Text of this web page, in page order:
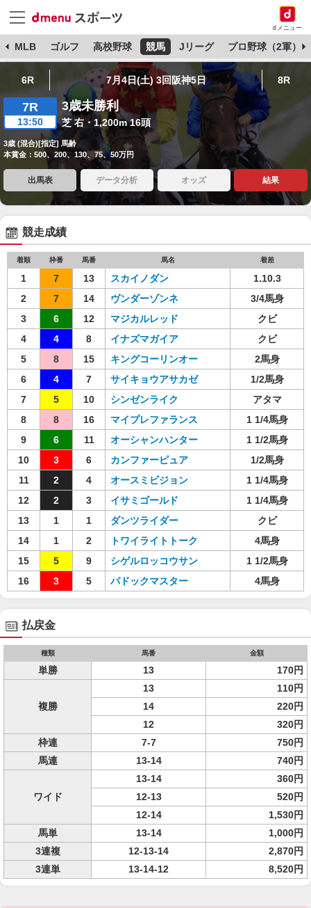
dメニュー
MLB ゴルフ 高校野球 競馬 Jリーグ プロ野球（2軍）
6R 7月4日(土) 3回阪神5日 8R
7R
13:50
3歳未勝利
芝 右・1,200m 16頭
3歳 (混合)[指定] 馬齢
本賞金：500、200、130、75、50万円
出馬表 データ分析 オッズ 結果
競走成績
着順 枠番 馬番 馬名 着差
1 7 13 スカイノダン
1.10.3
2
7 14 ヴンダーゾンネ
3/4馬身
3
6 12 マジカルレッド
クビ
4
4 8 イナズマガイア
クビ
5
8 15 キングコーリンオー
2馬身
6
4 7 サイキョウアサカゼ
1/2馬身
7
5 10 シンゼンライク
アタマ
8
8 16 マイプレファランス
1 1/4馬身
9
6 11 オーシャンハンター
1 1/2馬身
10
3 6 カンファーピュア
1/2馬身
11
2 4 オースミビジョン
1 1/4馬身
12
2 3 イサミゴールド
1 1/4馬身
13
1 1 ダンツライダー
クビ
14
1 2 トワイライトトーク
4馬身
15
5 9 シゲルロッコウサン
1 1/2馬身
16
3 5 パドックマスター 4馬身
払戻金
種類 馬番 金額
単勝 13 170円
複勝
13
110円
14
220円
12
320円
枠連
7-7
750円
馬連
13-14 740円
ワイド
13-14
360円
12-13
520円
12-14
1,530円
馬単
13-14
1,000円
3連複
12-13-14
2,870円
3連単
13-14-12 8,520円